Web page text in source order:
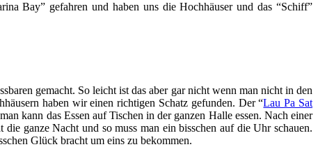
Bay” gefahren und haben uns die Hochhäuser und das “Schiff”
gemacht. So leicht ist das aber gar nicht wenn man nicht in den
haben wir einen richtigen Schatz gefunden. Der “Lau Pa Sat
kann das Essen auf Tischen in der ganzen Halle essen. Nach einer
ganze Nacht und so muss man ein bisschen auf die Uhr schauen.
Glück bracht um eins zu bekommen.